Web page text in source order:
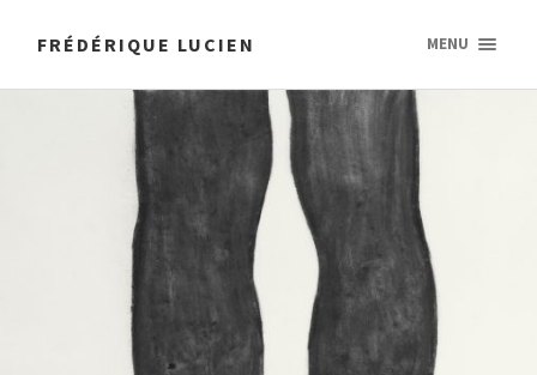
FRÉDÉRIQUE LUCIEN MENU